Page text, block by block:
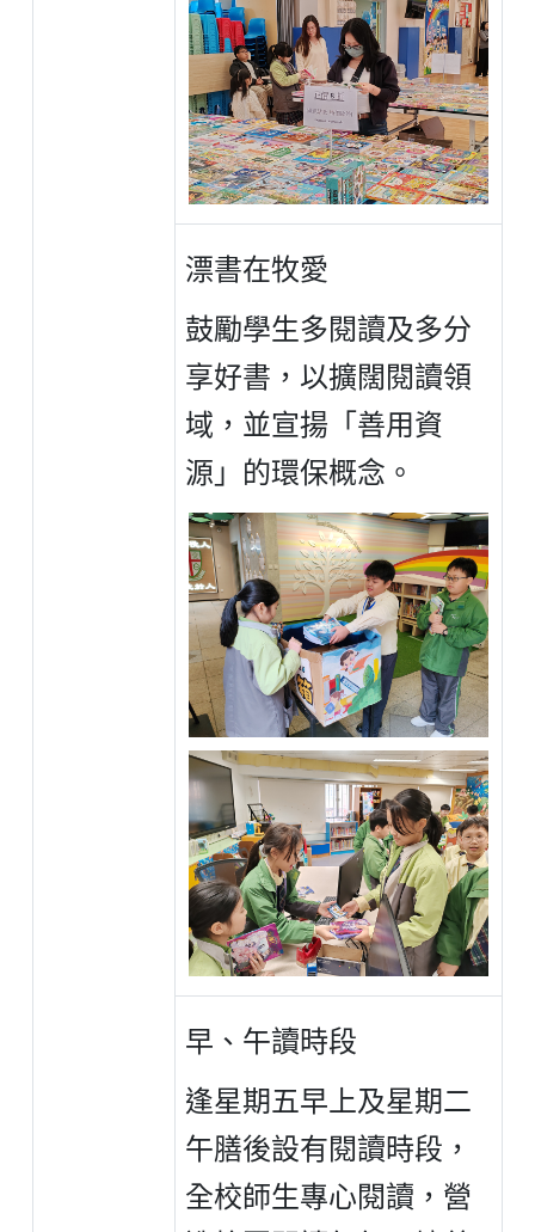
漂書在牧愛
鼓勵學生多閱讀及多分
享好書，以擴闊閱讀領
域，並宣揚「善用資
源」的環保概念。
早、午讀時段
逢星期五早上及星期二
午膳後設有閱讀時段，
全校師生專心閱讀，營